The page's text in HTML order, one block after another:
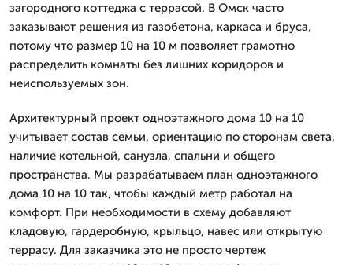
загородного коттеджа с террасой. В Омск часто
заказывают решения из газобетона, каркаса и бруса,
потому что размер 10 на 10 м позволяет грамотно
распределить комнаты без лишних коридоров и
неиспользуемых зон.
Архитектурный проект одноэтажного дома 10 на 10
учитывает состав семьи, ориентацию по сторонам света,
наличие котельной, санузла, спальни и общего
пространства. Мы разрабатываем план одноэтажного
дома 10 на 10 так, чтобы каждый метр работал на
комфорт. При необходимости в схему добавляют
кладовую, гардеробную, крыльцо, навес или открытую
террасу. Для заказчика это не просто чертеж